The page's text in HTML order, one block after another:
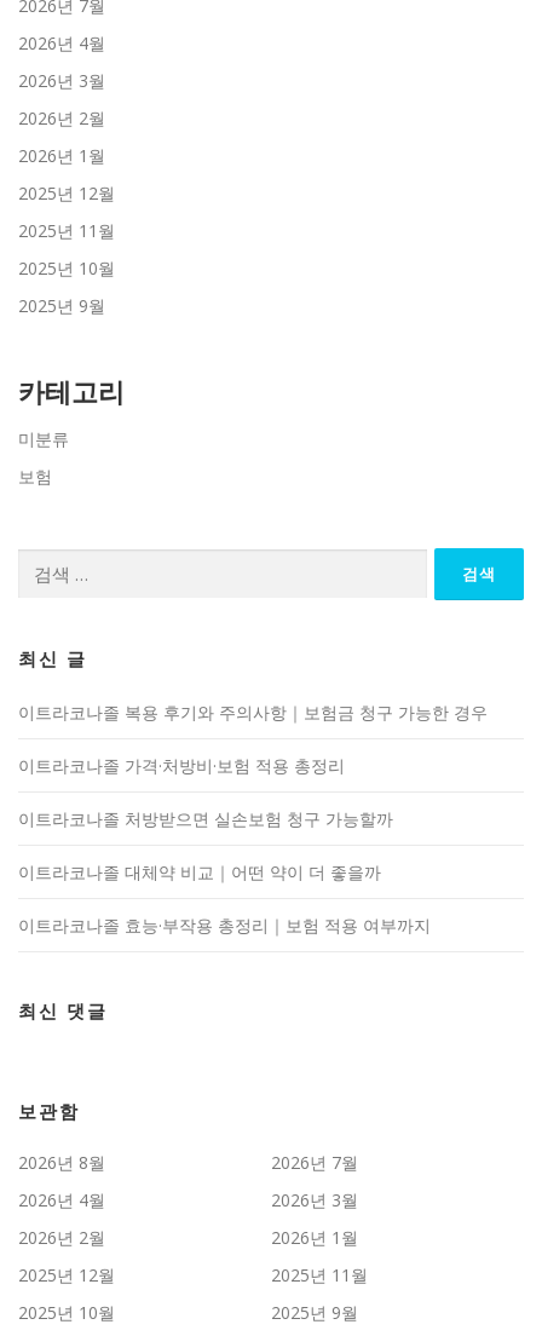
2026년 7월
2026년 4월
2026년 3월
2026년 2월
2026년 1월
2025년 12월
2025년 11월
2025년 10월
2025년 9월
카테고리
미분류
보험
최신 글
이트라코나졸 복용 후기와 주의사항｜보험금 청구 가능한 경우
이트라코나졸 가격·처방비·보험 적용 총정리
이트라코나졸 처방받으면 실손보험 청구 가능할까
이트라코나졸 대체약 비교｜어떤 약이 더 좋을까
이트라코나졸 효능·부작용 총정리｜보험 적용 여부까지
최신 댓글
보관함
2026년 8월
2026년 7월
2026년 4월
2026년 3월
2026년 2월
2026년 1월
2025년 12월
2025년 11월
2025년 10월
2025년 9월